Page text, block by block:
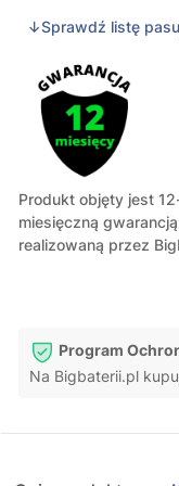
↓Sprawdź listę
Produkt objęty jest
miesięczną gwarancją
realizowaną przez
Program
Na Bigbaterii.pl